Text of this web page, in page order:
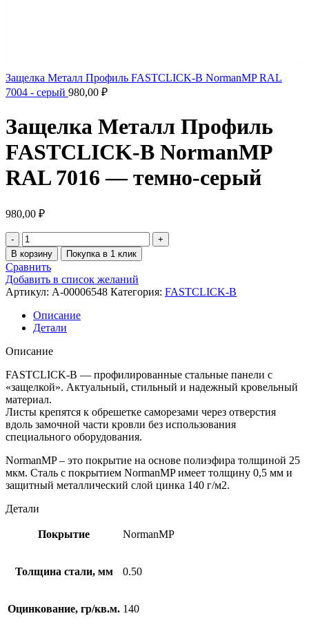
Защелка Металл Профиль FASTCLICK-В NormanMP RAL
7004 - серый 980,00 ₽
Защелка Металл Профиль
FASTCLICK-В NormanMP
RAL 7016 — темно-серый
980,00 ₽
В корзину Покупка в 1 клик
Сравнить
Добавить в список желаний
Артикул: A-00006548 Категория: FASTCLICK-B
Описание
Детали
Описание
FASTCLICK-В — профилированные стальные панели с
«защелкой». Актуальный, стильный и надежный кровельный
материал.
Листы крепятся к обрешетке саморезами через отверстия
вдоль замочной части кровли без использования
специального оборудования.
NormanMP – это покрытие на основе полиэфира толщиной 25
мкм. Сталь с покрытием NormanMP имеет толщину 0,5 мм и
защитный металлический слой цинка 140 г/м2.
Детали
Покрытие NormanMP
Толщина стали, мм 0.50
Оцинкование, гр/кв.м. 140